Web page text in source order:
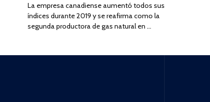
La empresa canadiense aumentó todos sus
índices durante 2019 y se reafirma como la
segunda productora de gas natural en …